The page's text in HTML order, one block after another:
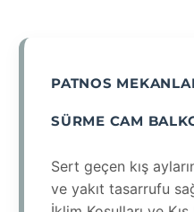
PATNOS
SÜRME CAM
Sert geçen kış
ve yakıt tasarrufu